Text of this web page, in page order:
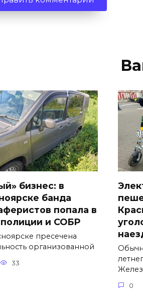
бизнес: в
банда
попала в
полиции и СОБР
пресечена
организованной
33
0